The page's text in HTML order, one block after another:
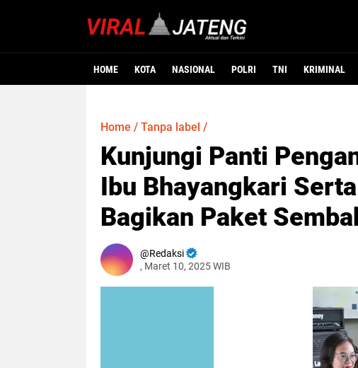
HOME KOTA NASIONAL POLRI TNI KRIMINAL
Home / Tanpa label /
Kunjungi Panti
Ibu Bhayangkari
Bagikan Paket
Redaksi
, Maret 10, 2025 WIB